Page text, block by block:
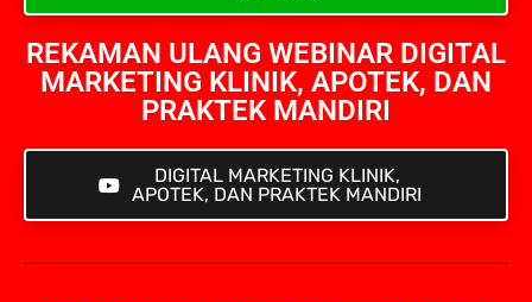
REKAMAN ULANG WEBINAR DIGITAL
MARKETING KLINIK, APOTEK, DAN
PRAKTEK MANDIRI
DIGITAL MARKETING KLINIK,
APOTEK, DAN PRAKTEK MANDIRI